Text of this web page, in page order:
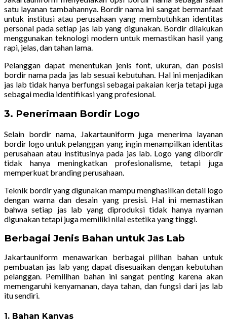
satu layanan tambahannya. Bordir nama ini sangat bermanfaat
untuk institusi atau perusahaan yang membutuhkan identitas
personal pada setiap jas lab yang digunakan. Bordir dilakukan
menggunakan teknologi modern untuk memastikan hasil yang
rapi, jelas, dan tahan lama.
Pelanggan dapat menentukan jenis font, ukuran, dan posisi
bordir nama pada jas lab sesuai kebutuhan. Hal ini menjadikan
jas lab tidak hanya berfungsi sebagai pakaian kerja tetapi juga
sebagai media identifikasi yang profesional.
3. Penerimaan Bordir Logo
Selain bordir nama, Jakartauniform juga menerima layanan
bordir logo untuk pelanggan yang ingin menampilkan identitas
perusahaan atau institusinya pada jas lab. Logo yang dibordir
tidak hanya meningkatkan profesionalisme, tetapi juga
memperkuat branding perusahaan.
Teknik bordir yang digunakan mampu menghasilkan detail logo
dengan warna dan desain yang presisi. Hal ini memastikan
bahwa setiap jas lab yang diproduksi tidak hanya nyaman
digunakan tetapi juga memiliki nilai estetika yang tinggi.
Berbagai Jenis Bahan untuk Jas Lab
Jakartauniform menawarkan berbagai pilihan bahan untuk
pembuatan jas lab yang dapat disesuaikan dengan kebutuhan
pelanggan. Pemilihan bahan ini sangat penting karena akan
memengaruhi kenyamanan, daya tahan, dan fungsi dari jas lab
itu sendiri.
1. Bahan Kanvas